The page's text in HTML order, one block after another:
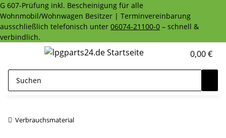
G 607-Prüfung inkl. Bescheinigung für alle
Wohnmobil/Wohnwagen Besitzer | Terminvereinbarung
ausschließlich telefonisch unter 06074-21100-0 – schnell &
verbindlich.
0,00 €
Verbrauchsmaterial